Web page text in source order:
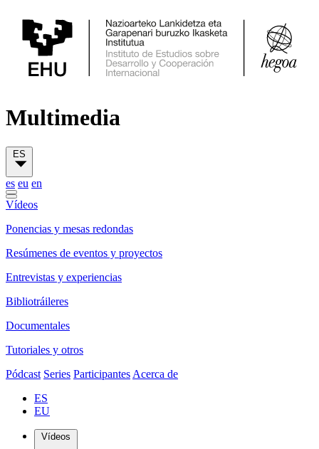
Multimedia
ES
es eu en
Vídeos
Ponencias y mesas redondas
Resúmenes de eventos y proyectos
Entrevistas y experiencias
Bibliotráileres
Documentales
Tutoriales y otros
Pódcast Series Participantes Acerca de
ES
EU
Vídeos